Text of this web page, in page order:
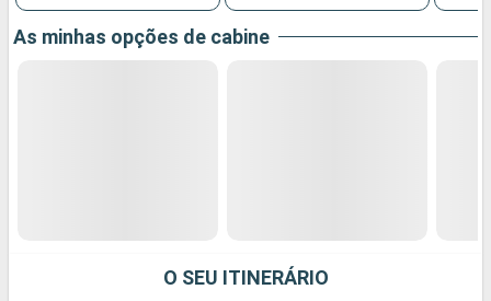
As minhas opções de cabine
O SEU ITINERÁRIO